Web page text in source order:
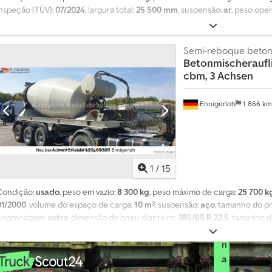
(TÜV):07/2024, largura total:25 500 mm, suspensão:ar, peso
1 / 15
Ennigerloh 1 866 km
Semi-reboque
cbm, 3 Achsen
usado, peso em vazio:8 300 kg, peso máximo de carga:25 700
2000, volume do espaço de carga:10 m³, suspensão:aço, tamanho do
outro, dimensão do pneu dianteiro: 385/65 R 22.5, tamanho
, Reboque betoneira Prestel
estado Cjdpfx Aisyrxzpsljha Pronto para uso Veículo alemão
m
p
r
p
o
r
ê
c
i
n
a